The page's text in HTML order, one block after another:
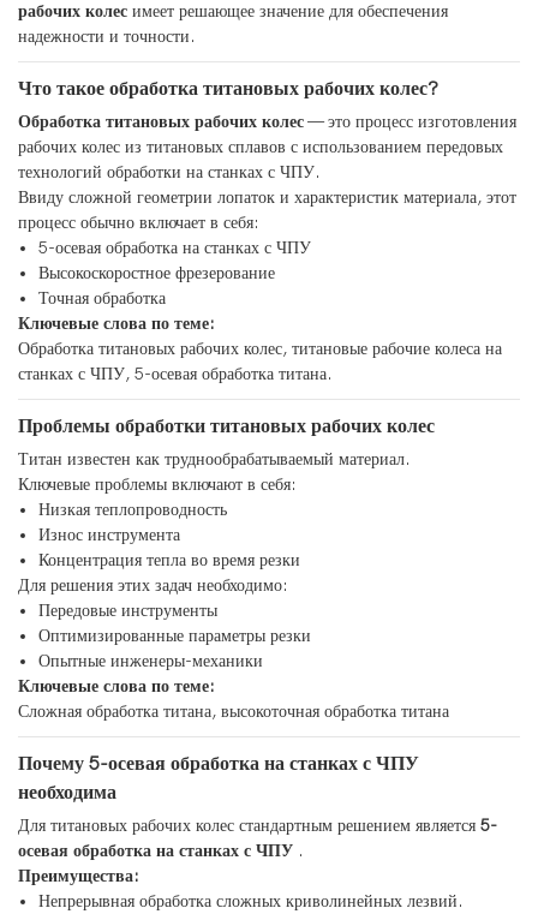
рабочих колес имеет решающее значение для обеспечения
надежности и точности.
Что такое обработка титановых рабочих колес?
Обработка титановых рабочих колес— это процесс изготовления
рабочих колес из титановых сплавов с использованием передовых
технологий обработки на станках с ЧПУ.
Ввиду сложной геометрии лопаток и характеристик материала, этот
процесс обычно включает в себя:
5-осевая обработка на станках с ЧПУ
Высокоскоростное фрезерование
Точная обработка
Ключевые слова по теме:
Обработка титановых рабочих колес, титановые рабочие колеса на
станках с ЧПУ, 5-осевая обработка титана.
Проблемы обработки титановых рабочих колес
Титан известен как труднообрабатываемый материал.
Ключевые проблемы включают в себя:
Низкая теплопроводность
Износ инструмента
Концентрация тепла во время резки
Для решения этих задач необходимо:
Передовые инструменты
Оптимизированные параметры резки
Опытные инженеры-механики
Ключевые слова по теме:
Сложная обработка титана, высокоточная обработка титана
Почему 5-осевая обработка на станках с ЧПУ
необходима
Для титановых рабочих колес стандартным решением является 5-
осевая обработка на станках с ЧПУ .
Преимущества:
Непрерывная обработка сложных криволинейных лезвий.